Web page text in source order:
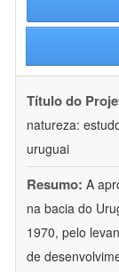
Título do
natureza:
uruguai
Resumo: A
na bacia do
1970, pelo
de